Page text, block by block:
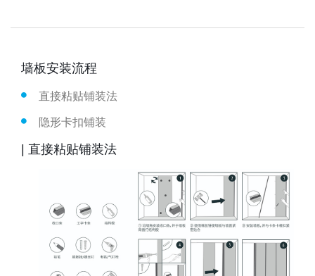
墙板安装流程
直接粘贴铺装法
隐形卡扣铺装
| 直接粘贴铺装法